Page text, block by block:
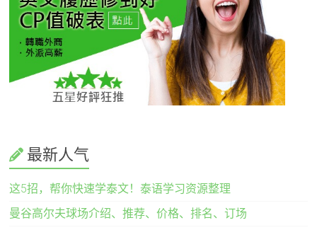
最新人气
这5招，帮你快速学泰文！泰语学习资源整理
曼谷高尔夫球场介绍、推荐、价格、排名、订场